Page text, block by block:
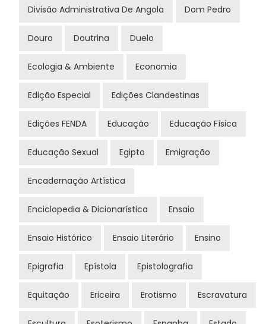
Divisão Administrativa De Angola Dom Pedro
Douro Doutrina Duelo
Ecologia & Ambiente Economia
Edição Especial Edições Clandestinas
Edições FENDA Educação Educação Física
Educação Sexual Egipto Emigração
Encadernação Artística
Enciclopedia & Dicionarística Ensaio
Ensaio Histórico Ensaio Literário Ensino
Epigrafia Epístola Epistolografia
Equitação Ericeira Erotismo Escravatura